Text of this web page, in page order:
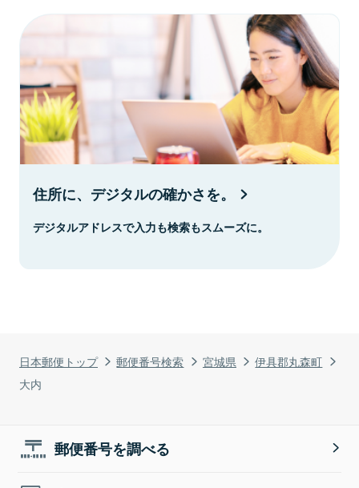
日本郵便トップ 郵便番号検索 宮城県
伊具郡丸森町
大内
住所に、デジタルの確かさを。
デジタルアドレスで入力も検索もスムーズに。
郵便番号を調べる